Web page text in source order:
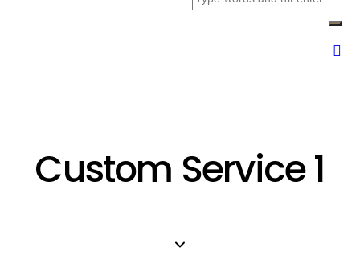
Custom Service 1